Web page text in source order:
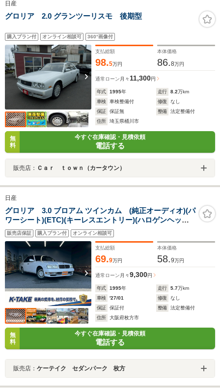
日産
グロリア 2.0 グランツーリスモ 後期型
購入プラン付 オンライン相談可 360°画像付
支払総額
98.5万円
本体価格
86.8万円
通常ローン 月々 11,300円
年式 1995年 走行 8.2万km
車検
車検整備付 修復
なし
保証
保証無 整備
法定整備付
住所
埼玉県桶川市
無
料
今すぐ在庫確認・見積依頼
電話する
販売店： Ｃａｒ ｔｏｗｎ（カータウン）
日産
グロリア 3.0 ブロアム ツインカム (純正オーディオ)(パ
ワーシート)(ETC)(キーレスエントリー)(ハロゲンヘッド
ライト)(オートライト)(電動格納ミラー)(ローダウン)(純正
15インチAW)
販売店保証 購入プラン付 オンライン相談可
支払総額
69.9万円
本体価格
58.9万円
通常ローン 月々9,300円
年式 1995年 走行 5.7万km
車検
'27/01 修復
なし
保証
保証付 整備
法定整備付
住所
大阪府枚方市
無
料
今すぐ在庫確認・見積依頼
電話する
販売店： ケーテイク セダンパーク 枚方